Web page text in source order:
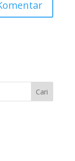
Cari